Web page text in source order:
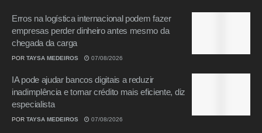
Erros na logística internacional podem fazer
empresas perder dinheiro antes mesmo da
chegada da carga
POR TAYSA MEDEIROS 07/08/2026
IA pode ajudar bancos digitais a reduzir
inadimplência e tornar crédito mais eficiente, diz
especialista
POR TAYSA MEDEIROS 07/08/2026